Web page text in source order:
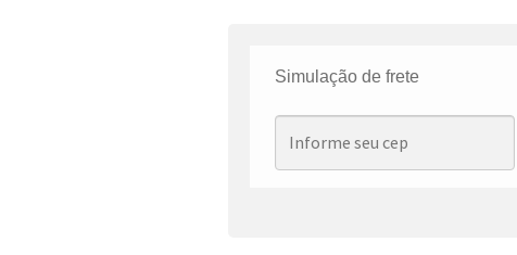
Simulação de frete